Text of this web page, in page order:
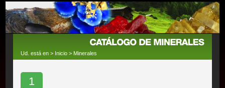
Ud. está en > Inicio > Minerales
1